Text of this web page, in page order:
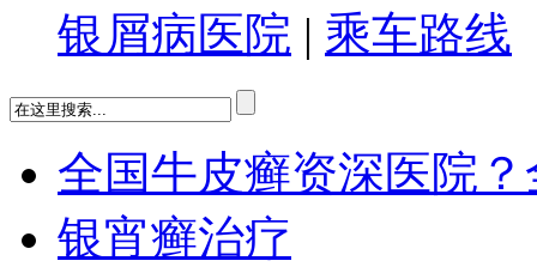
银屑病医院 | 乘车路线
全国牛皮癣资深医院？
银宵癣治疗